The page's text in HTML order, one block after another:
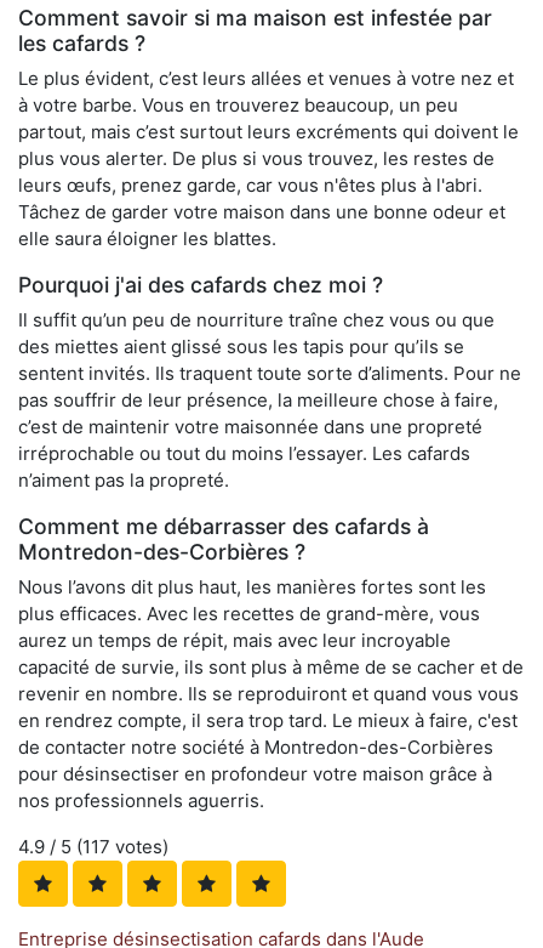
Comment savoir si ma maison est infestée par
les cafards ?
Le plus évident, c’est leurs allées et venues à votre nez et
à votre barbe. Vous en trouverez beaucoup, un peu
partout, mais c’est surtout leurs excréments qui doivent le
plus vous alerter. De plus si vous trouvez, les restes de
leurs œufs, prenez garde, car vous n'êtes plus à l'abri.
Tâchez de garder votre maison dans une bonne odeur et
elle saura éloigner les blattes.
Pourquoi j'ai des cafards chez moi ?
Il suffit qu’un peu de nourriture traîne chez vous ou que
des miettes aient glissé sous les tapis pour qu’ils se
sentent invités. Ils traquent toute sorte d’aliments. Pour ne
pas souffrir de leur présence, la meilleure chose à faire,
c’est de maintenir votre maisonnée dans une propreté
irréprochable ou tout du moins l’essayer. Les cafards
n’aiment pas la propreté.
Comment me débarrasser des cafards à
Montredon-des-Corbières ?
Nous l’avons dit plus haut, les manières fortes sont les
plus efficaces. Avec les recettes de grand-mère, vous
aurez un temps de répit, mais avec leur incroyable
capacité de survie, ils sont plus à même de se cacher et de
revenir en nombre. Ils se reproduiront et quand vous vous
en rendrez compte, il sera trop tard. Le mieux à faire, c'est
de contacter notre société à Montredon-des-Corbières
pour désinsectiser en profondeur votre maison grâce à
nos professionnels aguerris.
4.9 / 5 (117 votes)
Entreprise désinsectisation cafards dans l'Aude